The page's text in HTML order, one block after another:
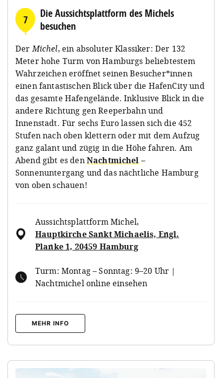
7
Die Aussichtsplattform des Michels
besuchen
DerMichel, ein absoluter Klassiker: Der 132
Meter hohe Turm von Hamburgs beliebtestem
Wahrzeichen eröffnet seinen Besucher*innen
einen fantastischen Blick über die HafenCity und
das gesamte Hafengelände. Inklusive Blick in die
andere Richtung gen Reeperbahn und
Innenstadt. Für sechs Euro lassen sich die 452
Stufen nach oben klettern oder mit dem Aufzug
ganz galant und zügig in die Höhe fahren. Am
Abend gibt es denNachtmichel –
Sonnenuntergang und das nächtliche Hamburg
von oben schauen!
Aussichtsplattform Michel,
Hauptkirche Sankt Michaelis, Engl.
Planke 1, 20459 Hamburg
Turm: Montag – Sonntag: 9–20 Uhr |
Nachtmichel online einsehen
MEHR INFO